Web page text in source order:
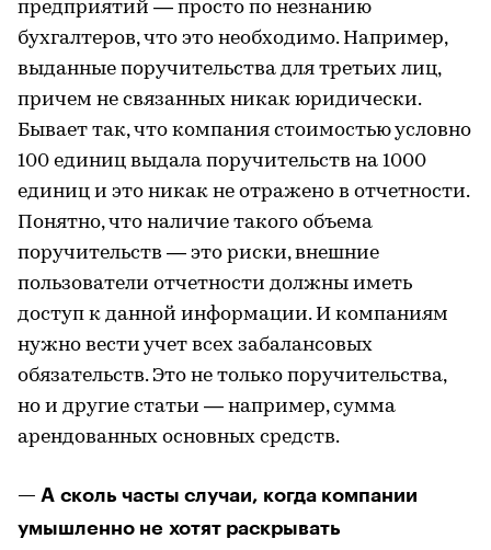
предприятий — просто по незнанию
бухгалтеров, что это необходимо. Например,
выданные поручительства для третьих лиц,
причем не связанных никак юридически.
Бывает так, что компания стоимостью условно
100 единиц выдала поручительств на 1000
единиц и это никак не отражено в отчетности.
Понятно, что наличие такого объема
поручительств — это риски, внешние
пользователи отчетности должны иметь
доступ к данной информации. И компаниям
нужно вести учет всех забалансовых
обязательств. Это не только поручительства,
но и другие статьи — например, сумма
арендованных основных средств.
— А сколь часты случаи, когда компании
умышленно не хотят раскрывать